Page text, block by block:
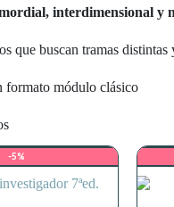
interdimensional y
que buscan tramas
formato módulo clásico
-5%